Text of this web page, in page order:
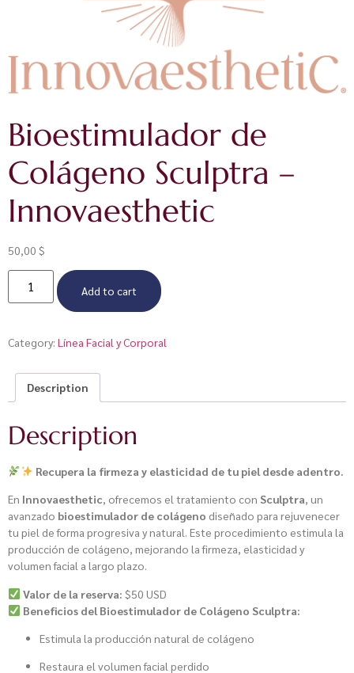
Bioestimulador de
Colágeno Sculptra –
Innovaesthetic
50,00 $
Add to cart
Category: Línea Facial y Corporal
Description
Description
Recupera la firmeza y elasticidad de tu piel desde adentro.
En Innovaesthetic, ofrecemos el tratamiento con Sculptra, un
avanzado bioestimulador de colágeno diseñado para rejuvenecer
tu piel de forma progresiva y natural. Este procedimiento estimula la
producción de colágeno, mejorando la firmeza, elasticidad y
volumen facial a largo plazo.
Valor de la reserva: $50 USD
Beneficios del Bioestimulador de Colágeno Sculptra:
Estimula la producción natural de colágeno
Restaura el volumen facial perdido